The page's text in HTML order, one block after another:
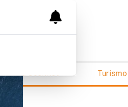
Latitud Gourmet Turismo